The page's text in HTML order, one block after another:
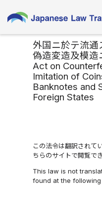
外国ニ於テ流
偽造変造及模造
Act on
Imitation of
Banknotes and
Foreign States
この法令は翻訳されて
ちらのサイトで閲覧で
This law is not
found at the following